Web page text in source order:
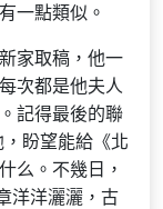
一點類似。
家取稿，他一
次都是他夫人
記得最後的聯
盼望能給《北
么。不幾日，
洋洋灑灑，古